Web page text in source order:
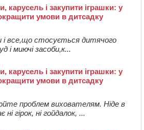
карусель і закупити іграшки: у
умови в дитсадку
і все,що стосується дитячого
і миючі засоби,к...
карусель і закупити іграшки: у
умови в дитсадку
проблем вихователям. Ніде в
гірок, ні гойдалок, ...